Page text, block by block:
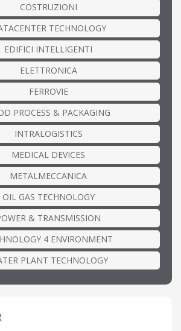
COSTRUZIONI
TECHNOLOGY
EDIFICI INTELLIGENTI
ELETTRONICA
FERROVIE
PROCESS & PACKAGING
INTRALOGISTICS
MEDICAL DEVICES
METALMECCANICA
OIL GAS TECHNOLOGY
& TRANSMISSION
4 ENVIRONMENT
PLANT TECHNOLOGY